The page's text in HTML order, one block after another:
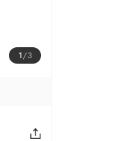
1/3